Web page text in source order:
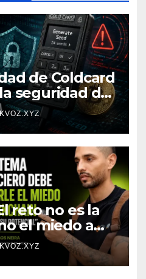
de Coldcard
seguridad de
depende de
tecnológica,
Research
reto no es la
el miedo a